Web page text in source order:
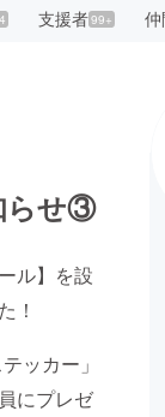
4 支援者99+
らせ③
ル】を設
！
ッカー」
にプレゼ